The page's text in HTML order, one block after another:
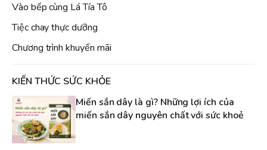
Vào bếp cùng Lá Tía Tô
Tiệc chay thực dưỡng
Chương trình khuyến mãi
KIẾN THỨC SỨC KHỎE
Miến sắn dây là gì? Những lợi ích của
miến sắn dây nguyên chất với sức khoẻ